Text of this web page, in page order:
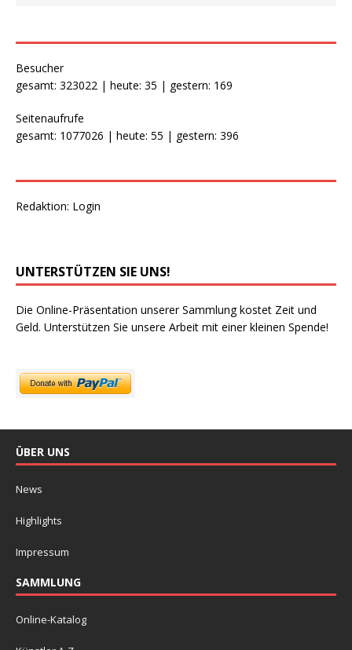
Besucher
gesamt: 323022 | heute: 35 | gestern: 169
Seitenaufrufe
gesamt: 1077026 | heute: 55 | gestern: 396
Redaktion: Login
UNTERSTÜTZEN SIE UNS!
Die Online-Präsentation unserer Sammlung kostet Zeit und
Geld. Unterstützen Sie unsere Arbeit mit einer kleinen Spende!
ÜBER UNS
News
Highlights
Impressum
SAMMLUNG
Online-Katalog